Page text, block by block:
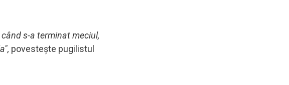
s-a terminat meciul,
povestește pugilistul